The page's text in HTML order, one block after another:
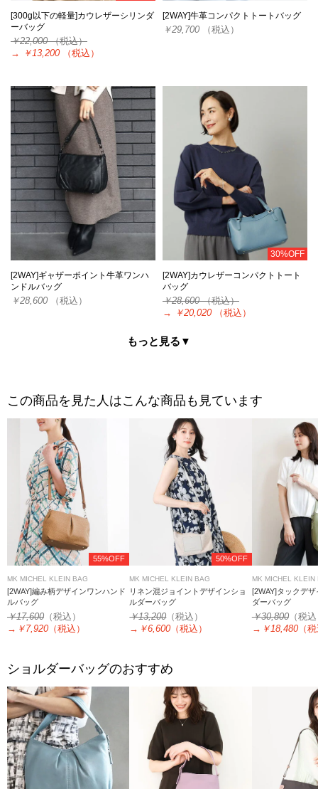
[300g以下の軽量]カウレザーシリンダ
ーバッグ
￥22,000（税込）
→
￥13,200 （税込）
[2WAY]牛革コンパクトトートバッグ
￥29,700 （税込）
[2WAY]ギャザーポイント牛革ワンハ
ンドルバッグ
￥28,600 （税込）
30%OFF
[2WAY]カウレザーコンパクトトート
バッグ
￥28,600（税込）
→
￥20,020 （税込）
もっと見る▼
この商品を見た人はこんな商品も見ています
55%OFF
MK MICHEL KLEIN BAG
[2WAY]編み柄デザインワンハンド
ルバッグ
￥17,600 （税込）
→ ￥7,920 （税込）
50%OFF
MK MICHEL KLEIN BAG
リネン混ジョイントデザインショ
ルダーバッグ
￥13,200（税込）
→ ￥6,600 （税込）
MK MICHEL KLEIN
[2WAY]タックデ
ダーバッグ
￥30,800（税
→ ￥18,480（
ショルダーバッグのおすすめ